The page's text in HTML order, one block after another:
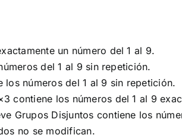
un número del 1 al 9.
del 1 al 9 sin repetición.
los números del 1 al 9 sin repetición.
contiene los números del 1 al 9
Grupos Disjuntos contiene los
no se modifican.